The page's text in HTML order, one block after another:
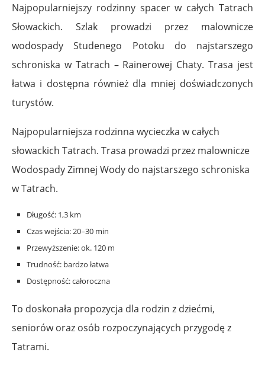
Najpopularniejszy rodzinny spacer w całych Tatrach
Słowackich. Szlak prowadzi przez malownicze
wodospady Studenego Potoku do najstarszego
schroniska w Tatrach – Rainerowej Chaty. Trasa jest
łatwa i dostępna również dla mniej doświadczonych
turystów.
Najpopularniejsza rodzinna wycieczka w całych
słowackich Tatrach. Trasa prowadzi przez malownicze
Wodospady Zimnej Wody do najstarszego schroniska
w Tatrach.
Długość: 1,3 km
Czas wejścia: 20–30 min
Przewyższenie: ok. 120 m
Trudność: bardzo łatwa
Dostępność: całoroczna
To doskonała propozycja dla rodzin z dziećmi,
seniorów oraz osób rozpoczynających przygodę z
Tatrami.